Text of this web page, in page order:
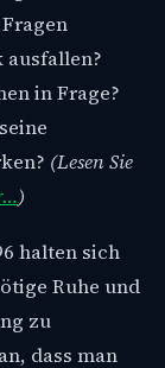
in Frage?
(Lesen Sie
)
halten sich
Ruhe und
zu
dass man